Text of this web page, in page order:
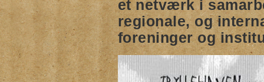
et netværk i
regionale, og
foreninger og